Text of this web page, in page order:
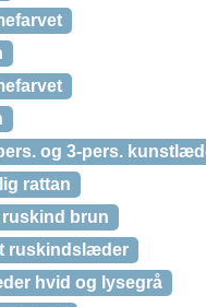
og 3-pers.
rattan
brun
ruskindslæder
hvid og lysegrå